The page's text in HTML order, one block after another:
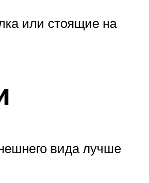
или стоящие на
вида лучше